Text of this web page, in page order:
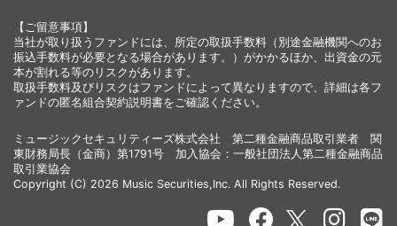
【ご留意事項】
当社が取り扱うファンドには、所定の取扱手数料（別途金融機関へのお
振込手数料が必要となる場合があります。）がかかるほか、出資金の元
本が割れる等のリスクがあります。
取扱手数料及びリスクはファンドによって異なりますので、詳細は各フ
ァンドの匿名組合契約説明書をご確認ください。
ミュージックセキュリティーズ株式会社 第二種金融商品取引業者 関
東財務局長（金商）第1791号 加入協会：一般社団法人第二種金融商品
取引業協会
Copyright (C) 2026 Music Securities,Inc. All Rights Reserved.